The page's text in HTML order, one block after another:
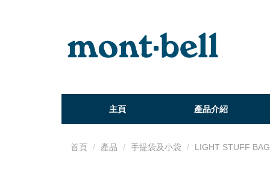
主頁 產品介紹
首頁 產品 手提袋及小袋 LIGHT STUFF